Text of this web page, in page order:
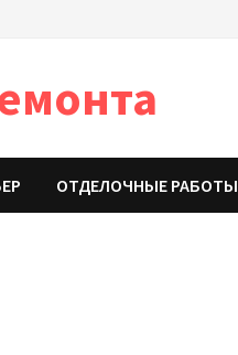
ОТДЕЛОЧНЫЕ РАБОТЫ